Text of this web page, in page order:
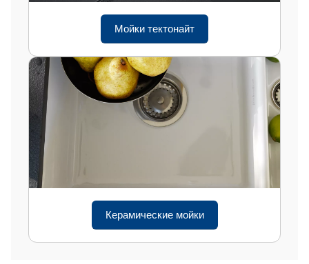
Мойки тектонайт
Керамические мойки